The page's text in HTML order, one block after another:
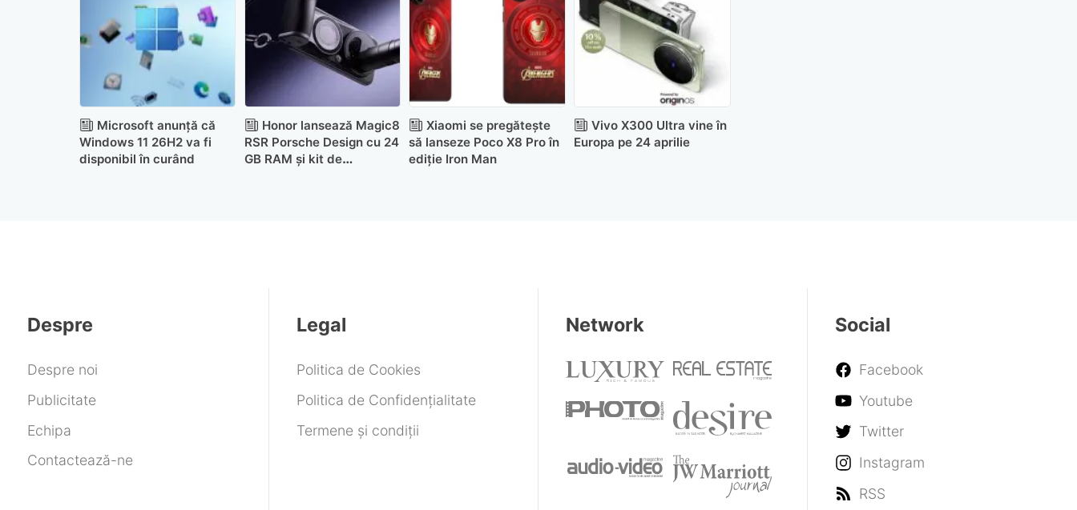
Microsoft anunță că
Windows 11 26H2 va fi
disponibil în curând
Honor lansează Magic8
RSR Porsche Design cu 24
GB RAM și kit de
Xiaomi se pregătește
să lanseze Poco X8 Pro în
ediție Iron Man
Vivo X300 Ultra vine în
Europa pe 24 aprilie
Despre
Despre noi
Publicitate
Echipa
Contactează-ne
Legal
Politica de Cookies
Politica de Confidențialitate
Termene și condiții
Network Social
Facebook
Youtube
Twitter
Instagram
RSS